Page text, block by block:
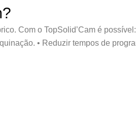
Com o TopSolid’Cam é
• Reduzir tempos de